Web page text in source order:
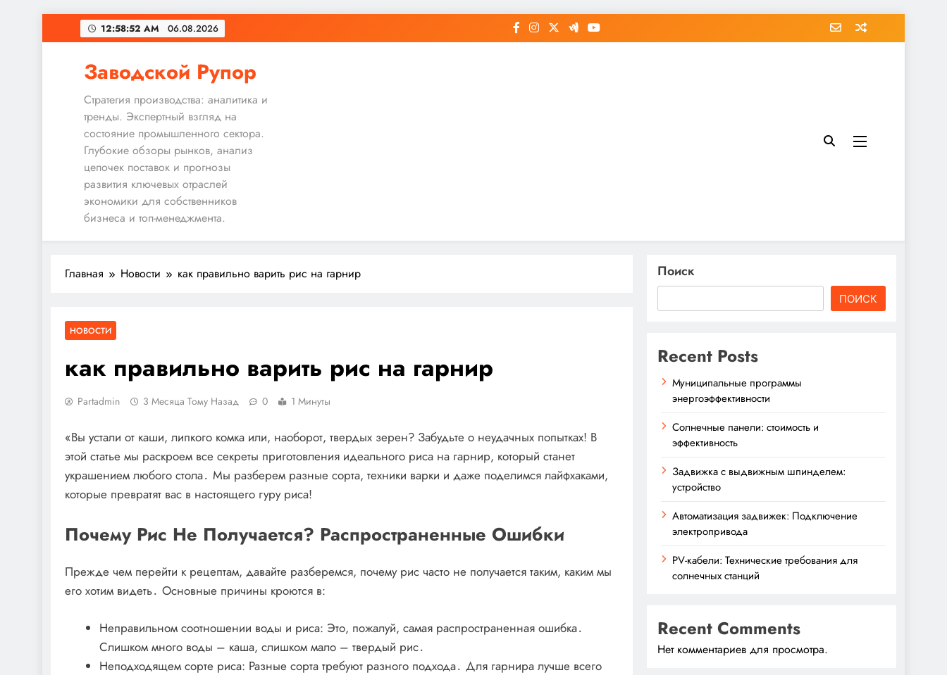
Перейти
к
12:58:53 AM 06.08.2026
Заводской Рупор
Стратегия производства: аналитика и
тренды. Экспертный взгляд на
состояние промышленного сектора.
Глубокие обзоры рынков, анализ
цепочек поставок и прогнозы
развития ключевых отраслей
экономики для собственников
бизнеса и топ-менеджмента.
Главная Новости как правильно варить рис на гарнир
НОВОСТИ
как правильно варить рис на гарнир
Partadmin 3 Месяца Тому Назад 0 1 Минуты
«Вы устали от каши, липкого комка или, наоборот, твердых зерен? Забудьте о неудачных попытках! В
этой статье мы раскроем все секреты приготовления идеального риса на гарнир, который станет
украшением любого стола․ Мы разберем разные сорта, техники варки и даже поделимся лайфхаками,
которые превратят вас в настоящего гуру риса!
Почему Рис Не Получается? Распространенные Ошибки
Прежде чем перейти к рецептам, давайте разберемся, почему рис часто не получается таким, каким мы
его хотим видеть․ Основные причины кроются в:
Неправильном соотношении воды и риса: Это, пожалуй, самая распространенная ошибка․
Слишком много воды – каша, слишком мало – твердый рис․
Неподходящем сорте риса: Разные сорта требуют разного подхода․ Для гарнира лучше всего
Поиск
ПОИСК
Recent Posts
Муниципальные программы
энергоэффективности
Солнечные панели: стоимость и
эффективность
Задвижка с выдвижным шпинделем:
устройство
Автоматизация задвижек: Подключение
электропривода
PV-кабели: Технические требования для
солнечных станций
Recent Comments
Нет комментариев для просмотра.